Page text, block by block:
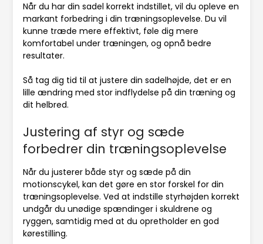
Når du har din sadel korrekt indstillet, vil du opleve en
markant forbedring i din træningsoplevelse. Du vil
kunne træde mere effektivt, føle dig mere
komfortabel under træningen, og opnå bedre
resultater.
Så tag dig tid til at justere din sadelhøjde, det er en
lille ændring med stor indflydelse på din træning og
dit helbred.
Justering af styr og sæde
forbedrer din træningsoplevelse
Når du justerer både styr og sæde på din
motionscykel, kan det gøre en stor forskel for din
træningsoplevelse. Ved at indstille styrhøjden korrekt
undgår du unødige spændinger i skuldrene og
ryggen, samtidig med at du opretholder en god
kørestilling.